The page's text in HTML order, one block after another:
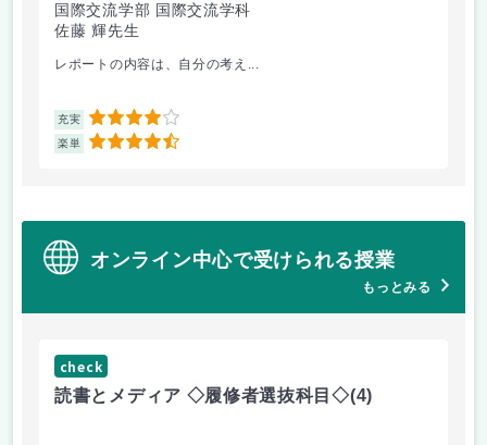
国際交流学部 国際交流学科
佐藤 輝先生
レポートの内容は、自分の考え...
充実 4
楽単 4.5
オンライン中心で受けられる授業
もっとみる
check
読書とメディア ◇履修者選抜科目◇(4)